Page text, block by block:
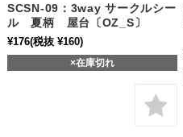
SCSN-09：3way サークルシー
ル 夏柄 屋台〔OZ_S〕
¥176(税抜 ¥160)
×在庫切れ